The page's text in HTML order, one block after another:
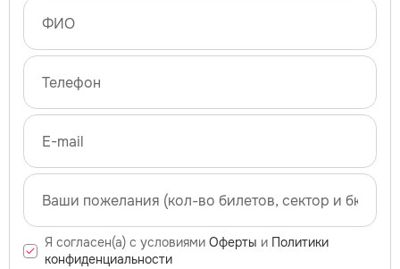
Я согласен(а) с условиями Оферты и Политики
конфиденциальности